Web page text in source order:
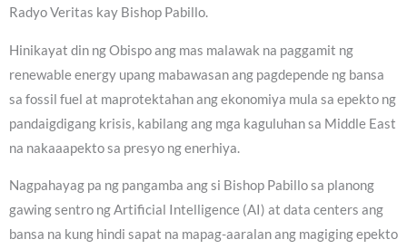
Radyo Veritas kay Bishop Pabillo.
Hinikayat din ng Obispo ang mas malawak na paggamit ng
renewable energy upang mabawasan ang pagdepende ng bansa
sa fossil fuel at maprotektahan ang ekonomiya mula sa epekto ng
pandaigdigang krisis, kabilang ang mga kaguluhan sa Middle East
na nakaaapekto sa presyo ng enerhiya.
Nagpahayag pa ng pangamba ang si Bishop Pabillo sa planong
gawing sentro ng Artificial Intelligence (AI) at data centers ang
bansa na kung hindi sapat na mapag-aaralan ang magiging epekto